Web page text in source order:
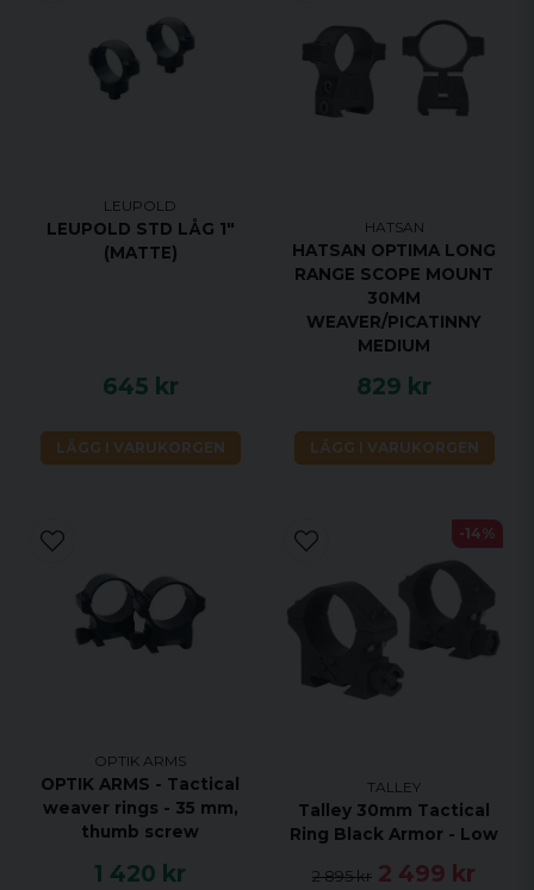
LEUPOLD
LEUPOLD STD LÅG 1"
(MATTE)
645 kr
LÄGG I VARUKORGEN
HATSAN
HATSAN OPTIMA LONG
RANGE SCOPE MOUNT
30MM
WEAVER/PICATINNY
MEDIUM
829 kr
LÄGG I VARUKORGEN
OPTIK ARMS
OPTIK ARMS - Tactical
weaver rings - 35 mm,
thumb screw
1 420 kr
TALLEY
Talley 30mm Tactical
Ring Black Armor - Low
2 895 kr 2 499 kr
-14%